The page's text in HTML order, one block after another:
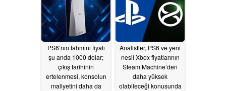
07/01/2026
PS6’nın tahmini fiyatı
şu anda 1000 dolar;
çıkış tarihinin
ertelenmesi, konsolun
maliyetini daha da
Analistler, PS6 ve yeni
nesil Xbox fiyatlarının
Steam Machine’den
daha yüksek
olabileceği konusunda